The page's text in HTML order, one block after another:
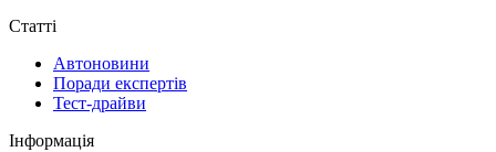
Статті
Автоновини
Поради експертів
Тест-драйви
Інформація